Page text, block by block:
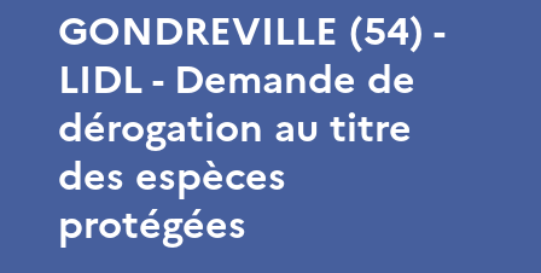
GONDREVILLE (54) -
LIDL - Demande de
dérogation au titre
des espèces
protégées